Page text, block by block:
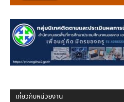
เกี่ยวกับหน่วยงาน